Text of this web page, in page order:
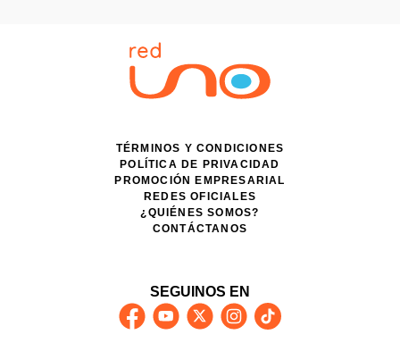
TÉRMINOS Y CONDICIONES
POLÍTICA DE PRIVACIDAD
PROMOCIÓN EMPRESARIAL
REDES OFICIALES
¿QUIÉNES SOMOS?
CONTÁCTANOS
SEGUINOS EN